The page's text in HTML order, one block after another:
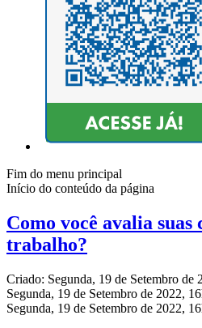
Fim do menu principal
Início do conteúdo da página
Como você avalia suas
trabalho?
Criado: Segunda, 19 de Setembro de
Segunda, 19 de Setembro de 2022,
Segunda, 19 de Setembro de 2022,